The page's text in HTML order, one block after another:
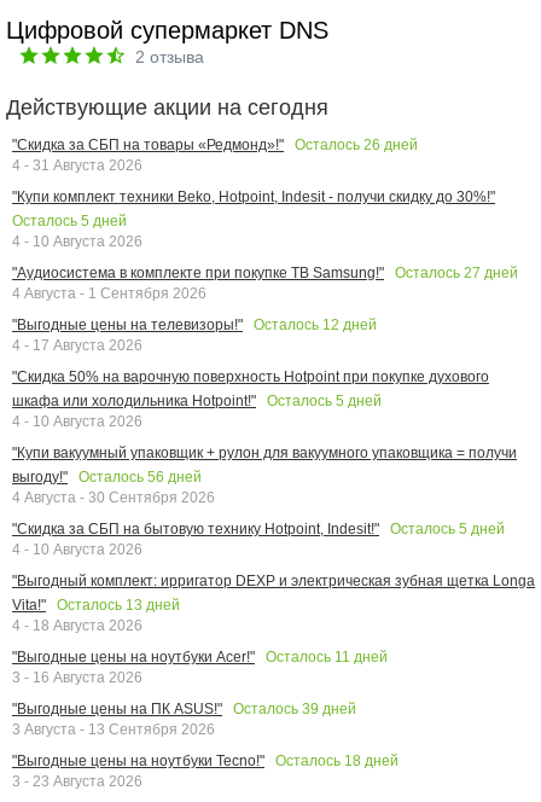
Цифровой супермаркет DNS
2 отзыва
Действующие акции на сегодня
"Скидка за СБП на товары «Редмонд»!" Осталось 26 дней
4 - 31 Августа 2026
"Купи комплект техники Beko, Hotpoint, Indesit - получи скидку до 30%!"
Осталось 5 дней
4 - 10 Августа 2026
"Аудиосистема в комплекте при покупке ТВ Samsung!"
Осталось 27 дней
4 Августа - 1 Сентября 2026
"Выгодные цены на телевизоры!"
Осталось 12 дней
4 - 17 Августа 2026
"Скидка 50% на варочную поверхность Hotpoint при покупке духового
шкафа или холодильника Hotpoint!"
Осталось 5 дней
4 - 10 Августа 2026
"Купи вакуумный упаковщик + рулон для вакуумного упаковщика = получи
выгоду!"
Осталось 56 дней
4 Августа - 30 Сентября 2026
"Скидка за СБП на бытовую технику Hotpoint, Indesit!"
Осталось 5 дней
4 - 10 Августа 2026
"Выгодный комплект: ирригатор DEXP и электрическая зубная щетка Longa
Vita!"
Осталось 13 дней
4 - 18 Августа 2026
"Выгодные цены на ноутбуки Acer!"
Осталось 11 дней
3 - 16 Августа 2026
"Выгодные цены на ПК ASUS!"
Осталось 39 дней
3 Августа - 13 Сентября 2026
"Выгодные цены на ноутбуки Tecno!"
Осталось 18 дней
3 - 23 Августа 2026